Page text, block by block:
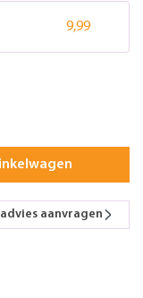
9,99
aanvragen